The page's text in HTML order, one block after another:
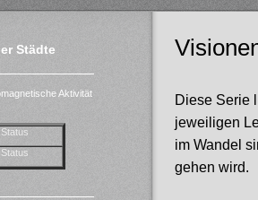
Diese Serie
jeweiligen
im Wandel
gehen wird.
Städte
Aktivität